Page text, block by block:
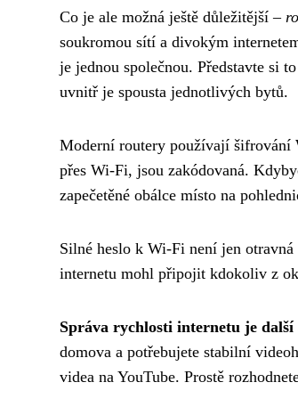
Co je ale možná ještě důležitější –
soukromou sítí a divokým
je jednou společnou. Představte si
uvnitř je spousta jednotlivých bytů.
Moderní routery používají šifrování
přes Wi-Fi, jsou zakódovaná.
zapečetěné obálce místo na
Silné heslo k Wi-Fi není jen
internetu mohl připojit kdokoliv z
Správa rychlosti internetu je další
domova a potřebujete stabilní
videa na YouTube. Prostě